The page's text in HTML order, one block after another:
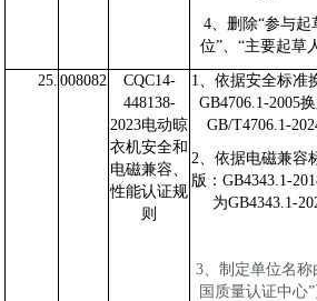
4、删除“参与起
位”、“主要起草
25. 008082
CQC14-
448138-
2023电动晾
衣机安全和
电磁兼容、
性能认证规
则
1 、依据安全标准
GB4706.1-2005
GB/T4706.1-
2 、依据电磁兼容
版： GB4343.1-
为GB4343.1-
3、制定单位名称
国质量认证中心”